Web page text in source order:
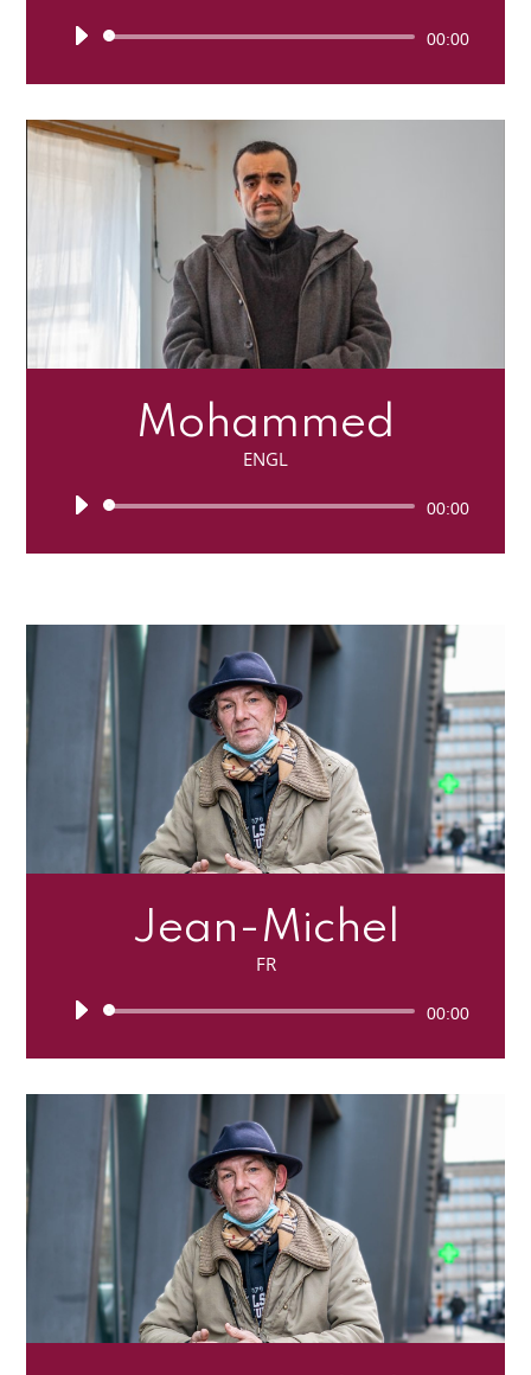
Lecteur
00:00
Mohammed
ENGL
Lecteur
00:00
Jean-Michel
FR
Lecteur
00:00